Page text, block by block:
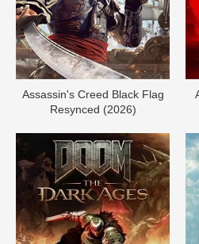
Assassin's Creed Black Flag
Resynced (2026)